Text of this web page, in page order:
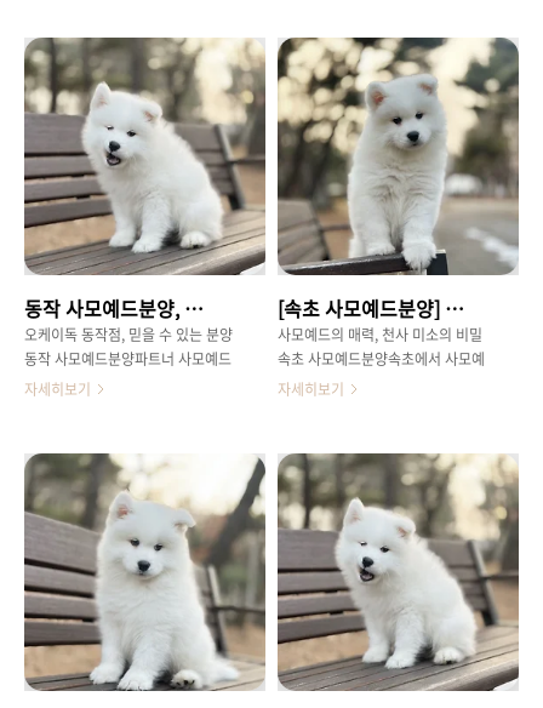
사모예드라는 특별한 존재와 함께할
삶을꿈꾸시는 분들이라면, 설렘과 함
께 어떤점을 고려해야 할지 고민이
많으실 텐데요.특히 일산동구 사모예
드분양을 알아보시는예비 견주님들
을 위해, 행복하고 건강한반려 생활
의 첫걸음을 뗄 수 있도록실질적인
정보들을 상세하게 담아보았습니다.​
사모예드, '미소 천사'의 매력을 깊이
일산동구 사모예드분양파헤치다 사
모예드를 떠올리면 가장 먼저 떠오르
는이미지는 바로 그들의 사랑스러운
'미소'일 것입니다.마치 항상 웃고 있
는 듯한 입꼬리는 보는이들의 마음을
사로잡는 매력 포인트인데요.하지만
사모예드의 매력은 단순히 외모에
제나 웃는 듯한사랑스러운 표정으로
많은 사랑을 받는사모예드는 매력적
인 견종임이 분명합니다.하지만 사모
예드 분양을 결심하기 전, 이특별한
아이들을 제대로 이해하는 것이 중요
하죠. 사모예드는 원래 썰매를 끄는
강인한견종이었지만, 현재는 따뜻하
고 친근한성격으로 최고의 반려견으
로 자리매김했습니다.활발하고 똑똑
하며, 사람들과 교감하는 것을매우
좋아해요.특히 사모예드의 가장 큰
매력 중 하나는바로 '사모예드 스마
일'이라고 불리는아름다운 미소입니
다.이는 입꼬리가 살짝 올라간 자연
스러운표정으로, 보는 사람마저 행복
하게 만드는마법을 지녔답니다. 물
동작 사모예드분양, 천사견 맞이할 준비 되셨나요?
오케이독 동작점, 믿을 수 있는 분양
동작 사모예드분양파트너 사모예드
분양을 결심하셨다면, 어디서 어떤과
분양을넘어, 건강하고 행복한 반려
생활을 위한든든한 파트너가 되고자
합니다.저희는 모든 강아지들의 건강
상태를최우선으로 생각하며, 철저한
건강 검진과예방 접종을 마친 아이들
만을 선보입니다.또한, 쾌적하고 위
생적인 환경에서 아이들이건강하게
자랄 수 있도록 끊임없이 관리하고
있습니다.특히 동작 사모예드분양을
원하시는 분들을위해, 아이의 성격과
생활 환경에 대한1:1 맞춤 상담을 통
자세히보기
[속초 사모예드분양] 천사견 사모예드, 속초에서 새 가족을 맞이하는 방법
사모예드의 매력, 천사 미소의 비밀
속초 사모예드분양속초에서 사모예
드분양, 무엇을 고려해야속초 사모예
에 살고 계신 예비 반려인여러분, 혹
시 순백의 털과 언제나 환한미소를
가진 사모예드를 가족으로 맞이할계
획이 있으신가요? 솜뭉치처럼 사랑
스러운외모 뒤에 숨겨진 사모예드의
다채로운매력을 탐구하고, 건강하고
행복한 아이를만나는 과정에 대한 궁
금증을 풀어드리겠습니다.​사모예드
의 똑똑하고 다정한 성격 탐구 사모
예드는 '미소천사'라는 별명처럼 언
제나밝고 긍정적인 에너지를 뿜어내
자세히보기